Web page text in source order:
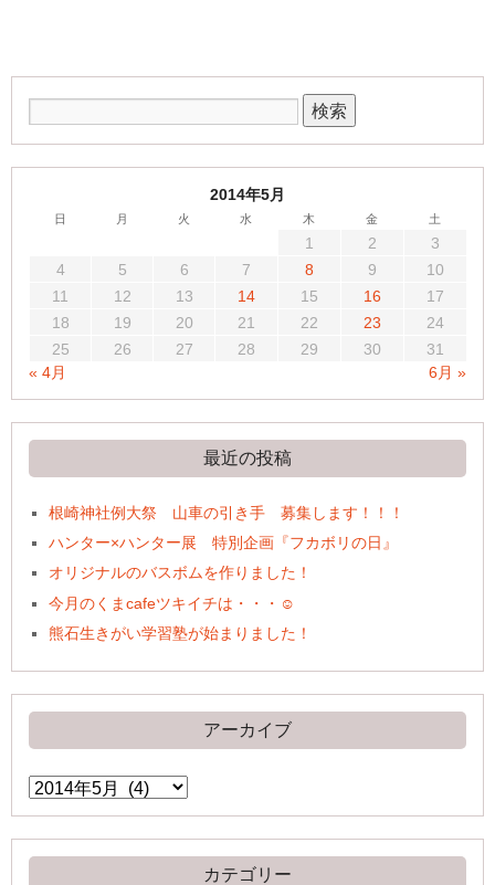
2014年5月
日 月 火 水 木 金 土
1 2
3
4
5 6 7 8 9
10
11
12 13 14 15 16
17
18
19 20 21 22 23
24
25
26 27 28 29 30
31
« 4月
6月 »
最近の投稿
根崎神社例大祭 山車の引き手 募集します！！！
ハンター×ハンター展 特別企画『フカボリの日』
オリジナルのバスボムを作りました！
今月のくまcafeツキイチは・・・☺
熊石生きがい学習塾が始まりました！
アーカイブ
ア
ー
イ
ブ
カテゴリー